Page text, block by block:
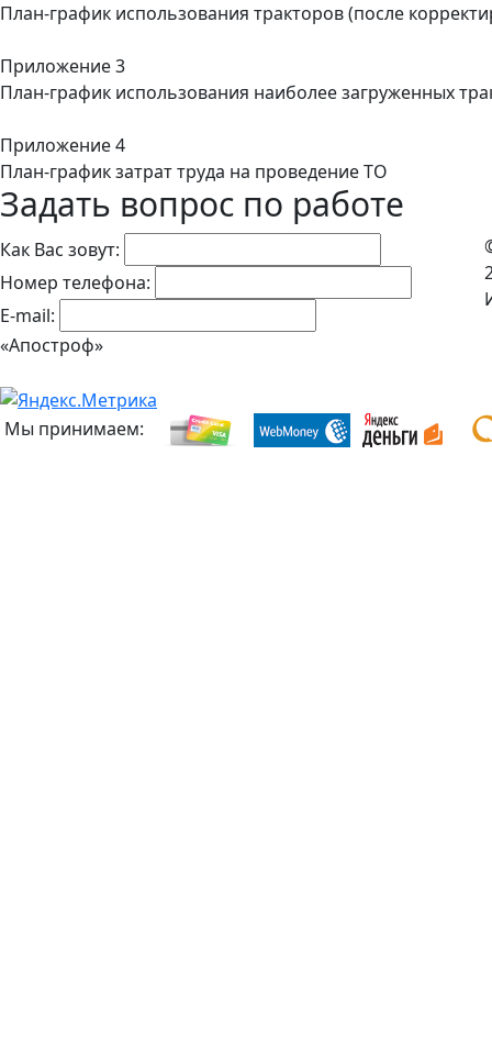
План-график использования тракторов (после
Приложение 3
План-график использования наиболее загруженных
Приложение 4
План-график затрат труда на проведение ТО
Задать вопрос по работе
Как Вас зовут:
Номер телефона:
E-mail:
«Апостроф»
Мы принимаем: